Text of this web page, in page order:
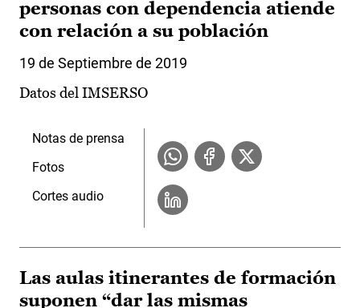
personas con dependencia atiende
con relación a su población
19 de Septiembre de 2019
Datos del IMSERSO
Notas de prensa
Fotos
Cortes audio
Las aulas itinerantes de formación
suponen “dar las mismas